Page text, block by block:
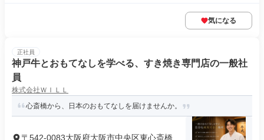
気になる
正社員
神戸牛とおもてなしを学べる、すき焼き専門店の一般社
員
株式会社ＷＩＬＬ
心斎橋から、日本のおもてなしを届けませんか。
〒542-0083大阪府大阪市中央区東心斎橋